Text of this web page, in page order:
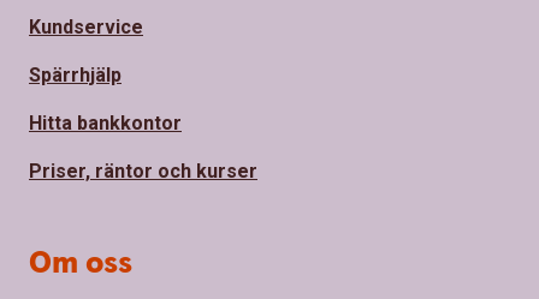
Kundservice
Spärrhjälp
Hitta bankkontor
Priser, räntor och kurser
Om oss